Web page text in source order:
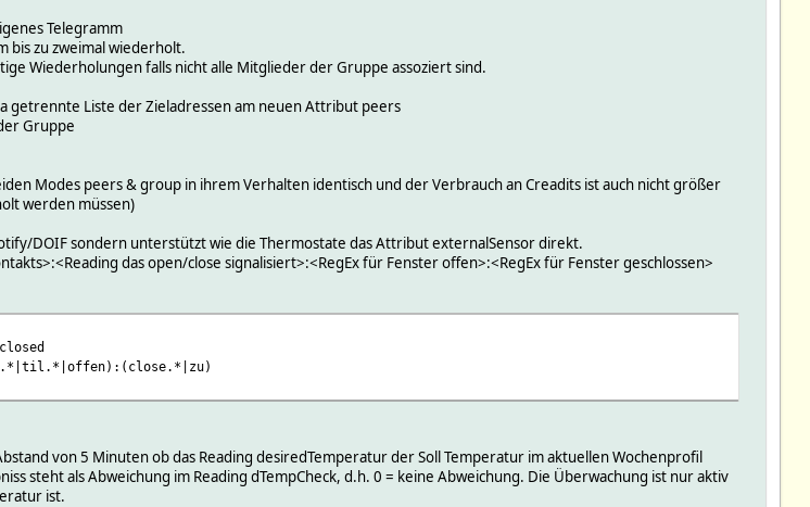
Telegramm
bis zu zweimal wiederholt.
Wiederholungen falls nicht alle Mitglieder der Gruppe assoziert sind.
getrennte Liste der Zieladressen am neuen Attribut peers
Gruppe
Modes peers & group in ihrem Verhalten identisch und der Verbrauch an Creadits ist auch nicht größer
werden müssen)
DOIF sondern unterstützt wie die Thermostate das Attribut externalSensor direkt.
das open/close signalisiert>:<RegEx für Fenster offen>:<RegEx für Fenster geschlossen>
von 5 Minuten ob das Reading desiredTemperatur der Soll Temperatur im aktuellen Wochenprofil
steht als Abweichung im Reading dTempCheck, d.h. 0 = keine Abweichung. Die Überwachung ist nur aktiv
ist.